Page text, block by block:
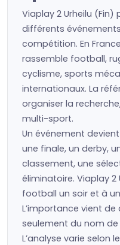
Viaplay 2 Urheilu
différents
compétition. En
rassemble football,
cyclisme, sports
internationaux. La
organiser la
multi-sport.
Un événement
une finale, un derby,
classement, une
éliminatoire. Viaplay 2
football un soir et à
L’importance vient
seulement du nom de
L’analyse varie selon